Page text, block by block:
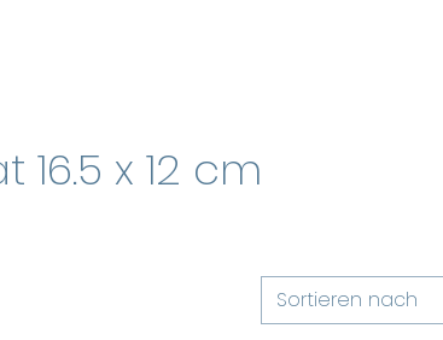
x 12 cm
Sortieren nach